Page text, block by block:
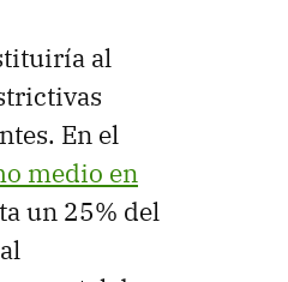
al
En el
medio en
un 25% del